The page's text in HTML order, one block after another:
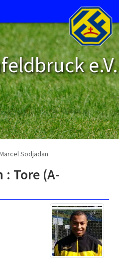
e.V.
Sodjadan
: Tore (A-